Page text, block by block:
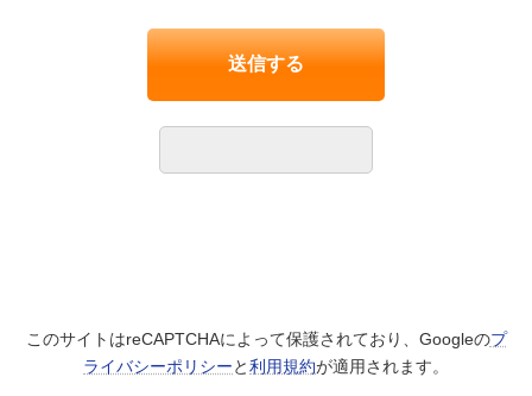
このサイトはreCAPTCHAによって保護されており、Googleのプ
ライバシーポリシーと利用規約が適用されます。